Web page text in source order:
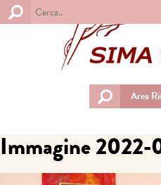
Area
Immagine